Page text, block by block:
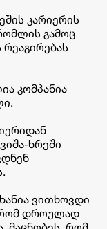
კარიერის
გამოც
კომპანია
ხრეში
ვითხოვდი
რომ დროულად